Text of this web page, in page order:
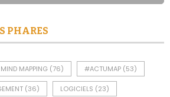
PHARES
MIND MAPPING (76) #ACTUMAP (53)
(36) LOGICIELS (23)